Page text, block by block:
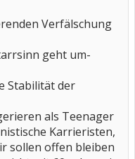
Verfälschung
geht um-
Stabilität der
als Teenager
Karrieristen,
sollen offen bleiben